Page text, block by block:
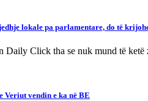
lokale pa parlamentare, do të
Daily Click tha se nuk mund të
Veriut vendin e ka në BE